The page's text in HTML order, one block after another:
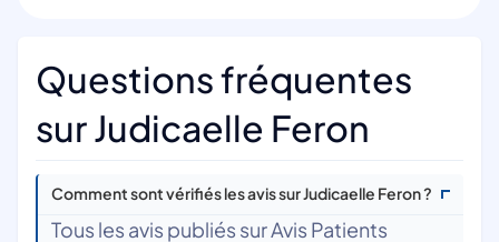
Questions fréquentes
sur Judicaelle Feron
Comment sont vérifiés les avis sur Judicaelle Feron ?
Tous les avis publiés sur Avis Patients